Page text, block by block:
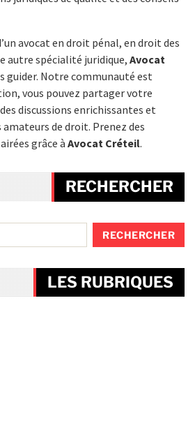
avocat en droit pénal, en droit des
autre spécialité juridique, Avocat
guider. Notre communauté est
vous pouvez partager votre
discussions enrichissantes et
de droit. Prenez des
grâce à Avocat Créteil.
RECHERCHER
LES RUBRIQUES